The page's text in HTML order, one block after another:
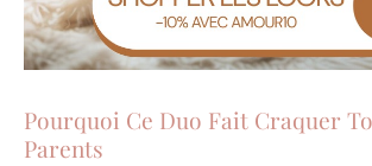
Pourquoi Ce Duo Fait Craquer
Parents